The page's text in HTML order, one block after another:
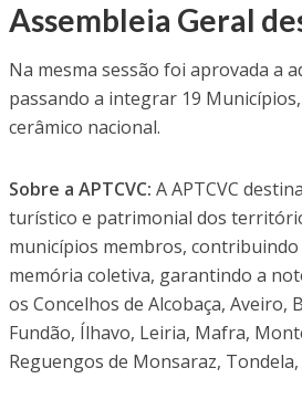
Assembleia Geral
Na mesma sessão foi aprovada a
passando a integrar 19
cerâmico nacional.
Sobre a APTCVC: A APTCVC
turístico e patrimonial dos
municípios membros,
memória coletiva, garantindo a
os Concelhos de Alcobaça, Aveiro,
Fundão, Ílhavo, Leiria, Mafra,
Reguengos de Monsaraz,